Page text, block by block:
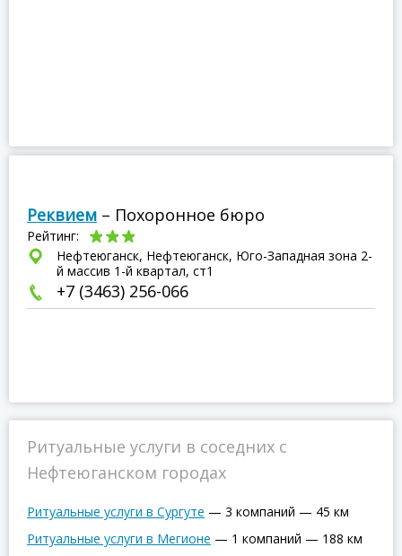
Реквием – Похоронное бюро
Рейтинг:
Нефтеюганск, Нефтеюганск, Юго-Западная зона 2-
й массив 1-й квартал, ст1
+7 (3463) 256-066
Ритуальные услуги в соседних с
Нефтеюганском городах
Ритуальные услуги в Сургуте — 3 компаний — 45 км
Ритуальные услуги в Мегионе — 1 компаний — 188 км